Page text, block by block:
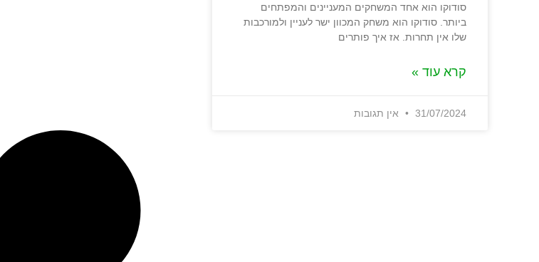
סודוקו הוא אחד המשחקים המעניינים והמפתחים
ביותר. סודוקו הוא משחק המכוון ישר לעניין ולמורכבות
שלו אין תחרות. אז איך פותרים
קרא עוד »
31/07/2024 אין תגובות